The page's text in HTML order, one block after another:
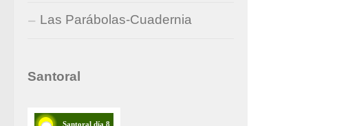
Las Parábolas-Cuadernia
Santoral